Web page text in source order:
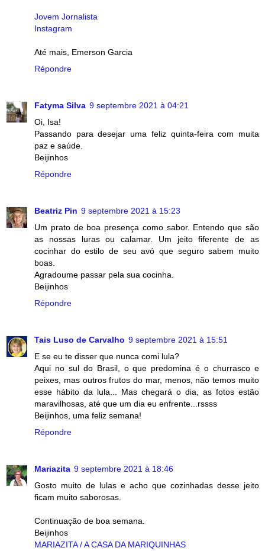
Jovem Jornalista
Instagram
Até mais, Emerson Garcia
Répondre
Fatyma Silva 9 septembre 2021 à 04:21
Oi, Isa!
Passando para desejar uma feliz quinta-feira com muita
paz e saúde.
Beijinhos
Répondre
Beatriz Pin 9 septembre 2021 à 15:23
Um prato de boa presença como sabor. Entendo que são
as nossas luras ou calamar. Um jeito fiferente de as
cocinhar do estilo de seu avó que seguro sabem muito
boas.
Agradoume passar pela sua cocinha.
Beijinhos
Répondre
Tais Luso de Carvalho 9 septembre 2021 à 15:51
E se eu te disser que nunca comi lula?
Aqui no sul do Brasil, o que predomina é o churrasco e
peixes, mas outros frutos do mar, menos, não temos muito
esse hábito da lula... Mas chegará o dia, as fotos estão
maravilhosas, até que um dia eu enfrente...rssss
Beijinhos, uma feliz semana!
Répondre
Mariazita 9 septembre 2021 à 18:46
Gosto muito de lulas e acho que cozinhadas desse jeito
ficam muito saborosas.
Continuação de boa semana.
Beijinhos
MARIAZITA / A CASA DA MARIQUINHAS